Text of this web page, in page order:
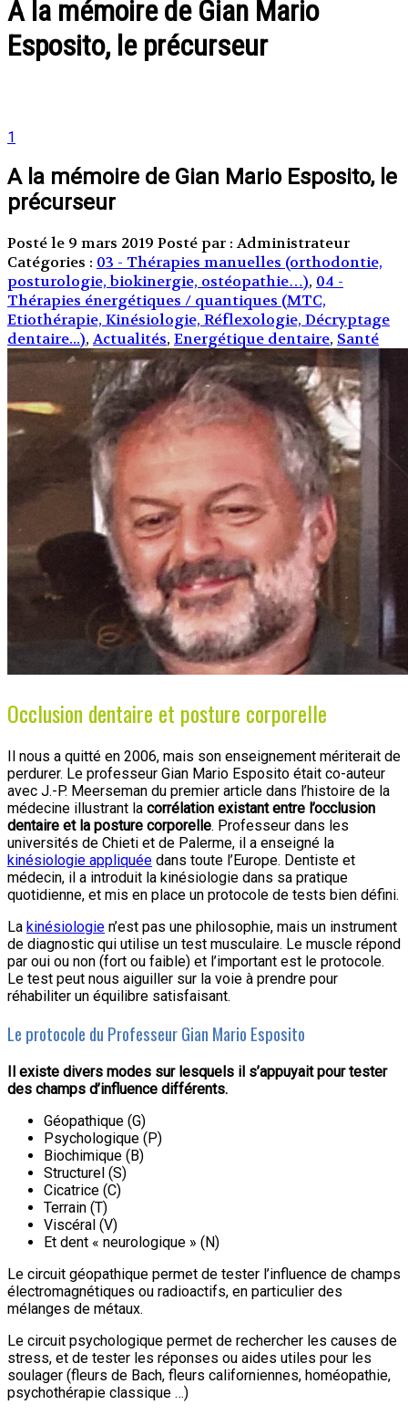
A la mémoire de Gian Mario
Esposito, le précurseur
1
A la mémoire de Gian Mario Esposito, le
précurseur
Posté le 9 mars 2019 Posté par : Administrateur
Catégories : 03 - Thérapies manuelles (orthodontie,
posturologie, biokinergie, ostéopathie…), 04 -
Thérapies énergétiques / quantiques (MTC,
Etiothérapie, Kinésiologie, Réflexologie, Décryptage
dentaire...),Actualités, Energétique dentaire, Santé
Occlusion dentaire et posture corporelle
Il nous a quitté en 2006, mais son enseignement mériterait de
perdurer. Le professeur Gian Mario Esposito était co-auteur
avec J.-P. Meerseman du premier article dans l’histoire de la
médecine illustrant la corrélation existant entre l’occlusion
dentaire et la posture corporelle. Professeur dans les
universités de Chieti et de Palerme, il a enseigné la
kinésiologie appliquée dans toute l’Europe. Dentiste et
médecin, il a introduit la kinésiologie dans sa pratique
quotidienne, et mis en place un protocole de tests bien défini.
La kinésiologie n’est pas une philosophie, mais un instrument
de diagnostic qui utilise un test musculaire. Le muscle répond
par oui ou non (fort ou faible) et l’important est le protocole.
Le test peut nous aiguiller sur la voie à prendre pour
réhabiliter un équilibre satisfaisant.
Le protocole du Professeur Gian Mario Esposito
Il existe divers modes sur lesquels il s’appuyait pour tester
des champs d’influence différents.
Géopathique (G)
Psychologique (P)
Biochimique (B)
Structurel (S)
Cicatrice (C)
Terrain (T)
Viscéral (V)
Et dent « neurologique » (N)
Le circuit géopathique permet de tester l’influence de champs
électromagnétiques ou radioactifs, en particulier des
mélanges de métaux.
Le circuit psychologique permet de rechercher les causes de
stress, et de tester les réponses ou aides utiles pour les
soulager (fleurs de Bach, fleurs californiennes, homéopathie,
psychothérapie classique …)